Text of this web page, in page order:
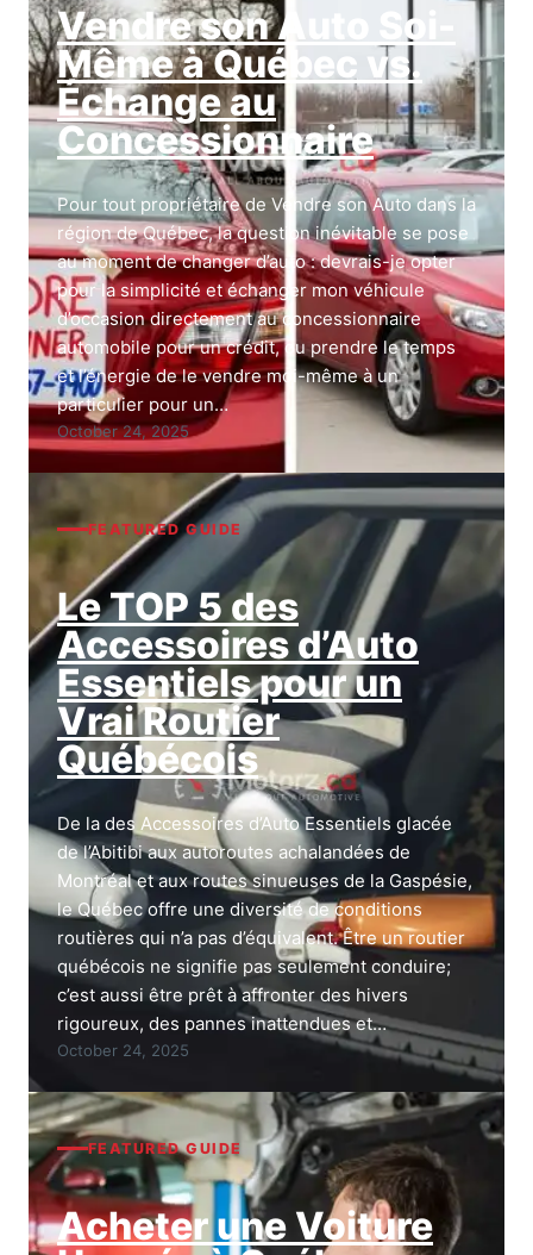
Vendre son Auto Soi-
Même à Québec vs.
Échange au
Concessionnaire
Pour tout propriétaire de Vendre son Auto dans la
région de Québec, la question inévitable se pose
au moment de changer d’auto : devrais-je opter
pour la simplicité et échanger mon véhicule
d’occasion directement au concessionnaire
automobile pour un crédit, ou prendre le temps
et l’énergie de le vendre moi-même à un
particulier pour un…
October 24, 2025
FEATURED GUIDE
Le TOP 5 des
Accessoires d’Auto
Essentiels pour un
Vrai Routier
Québécois
De la des Accessoires d’Auto Essentiels glacée
de l’Abitibi aux autoroutes achalandées de
Montréal et aux routes sinueuses de la Gaspésie,
le Québec offre une diversité de conditions
routières qui n’a pas d’équivalent. Être un routier
québécois ne signifie pas seulement conduire;
c’est aussi être prêt à affronter des hivers
rigoureux, des pannes inattendues et…
October 24, 2025
FEATURED GUIDE
Acheter une Voiture